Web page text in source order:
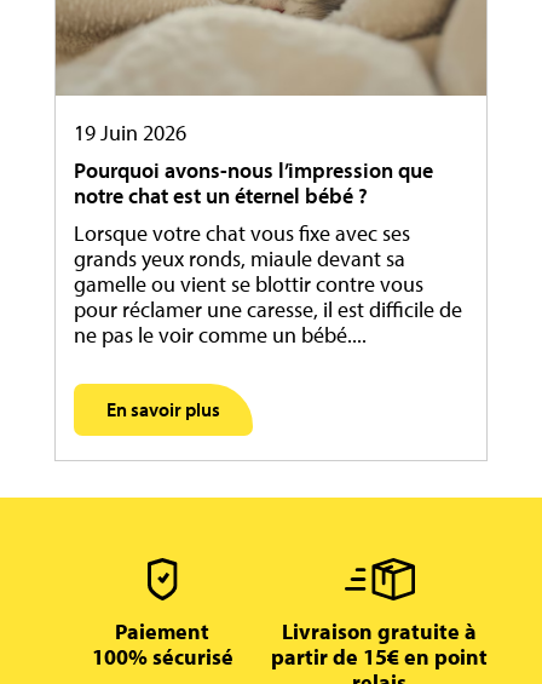
19 Juin 2026
Pourquoi avons-nous l’impression que
notre chat est un éternel bébé ?
Lorsque votre chat vous fixe avec ses
grands yeux ronds, miaule devant sa
gamelle ou vient se blottir contre vous
pour réclamer une caresse, il est difficile de
ne pas le voir comme un bébé....
En savoir plus
Paiement
100% sécurisé
Livraison gratuite à
partir de 15€ en point